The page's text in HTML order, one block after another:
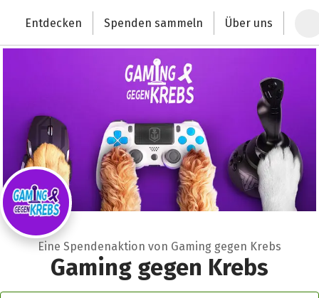
Deutschlands größte Spendenplattform
Entdecken Spenden sammeln Über uns
Eine Spendenaktion von Gaming gegen Krebs
Gaming gegen Krebs